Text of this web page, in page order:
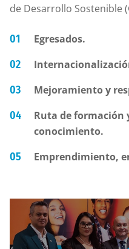
de Desarrollo Sostenible
Egresados.
Mejoramiento y
Ruta de formación
conocimiento.
Emprendimiento,